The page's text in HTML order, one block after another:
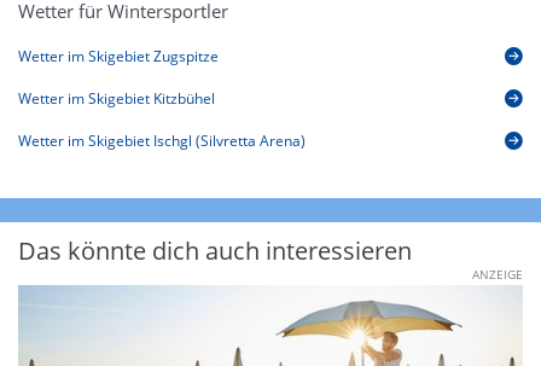
Wetter für Wintersportler
Wetter im Skigebiet Zugspitze
Wetter im Skigebiet Kitzbühel
Wetter im Skigebiet Ischgl (Silvretta Arena)
Das könnte dich auch interessieren
ANZEIGE